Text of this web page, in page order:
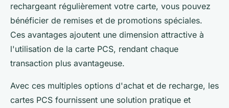
rechargeant régulièrement votre carte, vous pouvez
bénéficier de remises et de promotions spéciales.
Ces avantages ajoutent une dimension attractive à
l'utilisation de la carte PCS, rendant chaque
transaction plus avantageuse.
Avec ces multiples options d'achat et de recharge, les
cartes PCS fournissent une solution pratique et